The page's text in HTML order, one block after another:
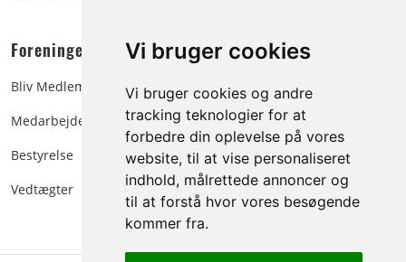
Vi bruger cookies
Vi bruger cookies og andre
tracking teknologier for at
forbedre din oplevelse på vores
website, til at vise personaliseret
indhold, målrettede annoncer og
til at forstå hvor vores besøgende
kommer fra.
Foreningen:
Bliv Medlem
Medarbejdere
Bestyrelse
Vedtægter